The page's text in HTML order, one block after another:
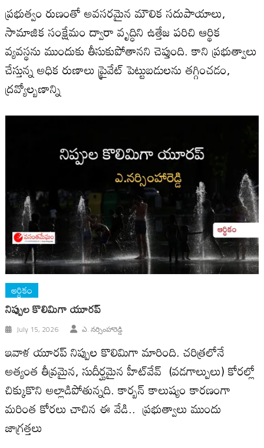
ప్రభుత్వం రుణంతో అవసరమైన మౌలిక సదుపాయాలు,
సామాజిక సంక్షేమం ద్వారా వృద్ధిని ఉత్తేజ పరిచి ఆర్థిక
వ్యవస్థను ముందుకు తీసుకుపోతాన‌ని చెప్తుంది. కాని ప్ర‌భుత్వాలు
చేస్తున్న‌ అధిక రుణాలు ప్రైవేట్ పెట్టుబడులను తగ్గించడం,
ద్రవ్యోల్బణాన్ని
ఆర్ధికం
నిప్పుల కొలిమిగా యూరప్
July 15, 2026 ఎ. నర్సింహారెడ్డి
ఇవాళ యూరప్ నిప్పుల కొలిమిగా మారింది. చరిత్రలోనే
అత్యంత తీవ్రమైన, సుదీర్ఘమైన హీట్‌వేవ్ (వడగాల్పులు) కోరల్లో
చిక్కుకొని అల్లాడిపోతున్నది. కార్బన్ కాలుష్యం కారణంగా
మరింత కోరలు చాచిన ఈ వేడి.. ప్రభుత్వాలు ముందు
జాగ్రత్తలు